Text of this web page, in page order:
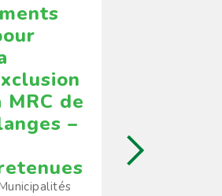
de
–
Vaudreuil-